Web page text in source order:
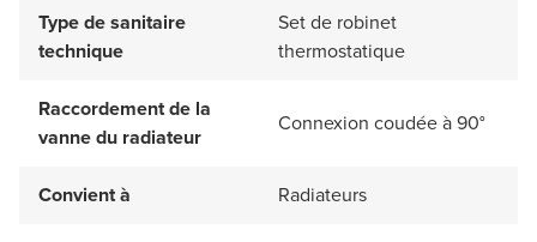
Type de sanitaire
technique
Set de robinet
thermostatique
Raccordement de la
vanne du radiateur
Connexion coudée à 90°
Convient à Radiateurs